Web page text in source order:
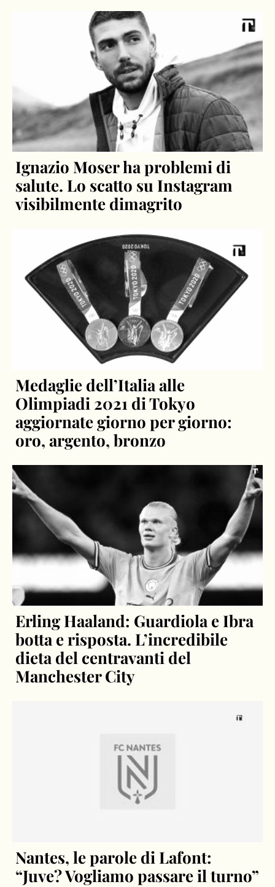
Ignazio Moser ha problemi di
salute. Lo scatto su Instagram
visibilmente dimagrito
Medaglie dell’Italia alle
Olimpiadi 2021 di Tokyo
aggiornate giorno per giorno:
oro, argento, bronzo
Erling Haaland: Guardiola e Ibra
botta e risposta. L’incredibile
dieta del centravanti del
Manchester City
Nantes, le parole di Lafont:
“Juve? Vogliamo passare il turno”